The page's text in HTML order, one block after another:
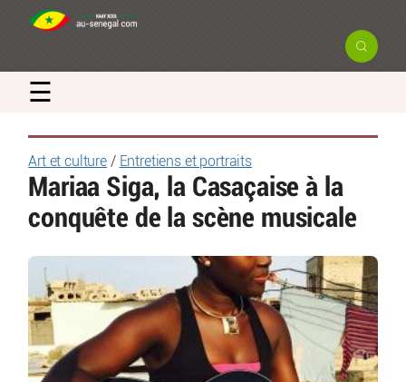
☰
Art et culture / Entretiens et portraits
Mariaa Siga, la Casaçaise à la
conquête de la scène musicale